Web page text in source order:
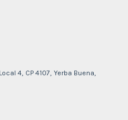
4, CP 4107, Yerba Buena,